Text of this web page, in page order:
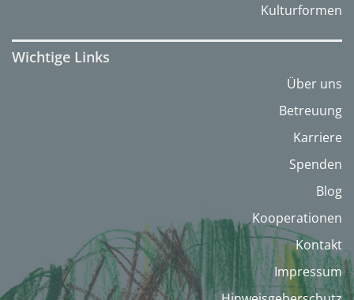
Kulturformen
Wichtige Links
Über uns
Betreuung
Karriere
Spenden
Blog
Kooperationen
Kontakt
Impressum